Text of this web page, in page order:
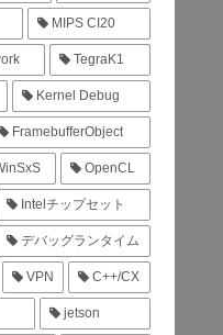
MIPS CI20
TegraK1
Kernel Debug
FramebufferObject
OpenCL
Intelチップセット
デバッグランタイム
VPN C++/CX
jetson